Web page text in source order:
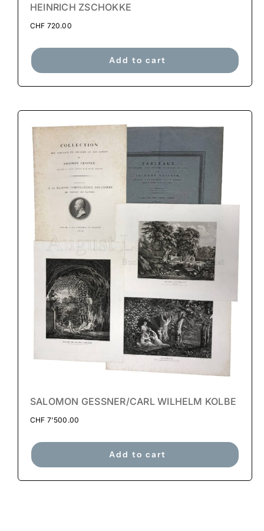
HEINRICH ZSCHOKKE
CHF 720.00
Add to cart
SALOMON GESSNER/CARL WILHELM KOLBE
CHF 7'500.00
Add to cart